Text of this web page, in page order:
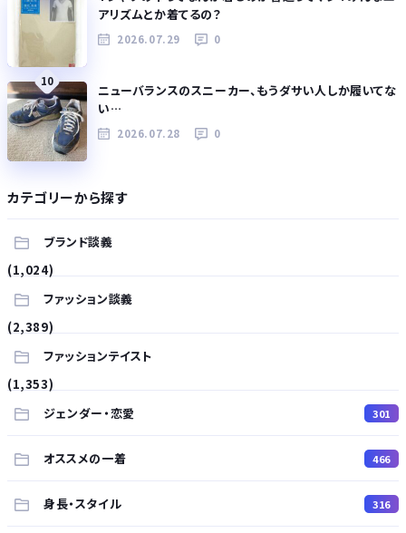
アリズムとか着てるの？
2026.07.29 0
10
ニューバランスのスニーカー、もうダサい人しか履いてな
い…
2026.07.28 0
カテゴリーから探す
ブランド談義
(1,024)
ファッション談義
(2,389)
ファッションテイスト
(1,353)
ジェンダー・恋愛
301
オススメの一着 466
身長・スタイル 316